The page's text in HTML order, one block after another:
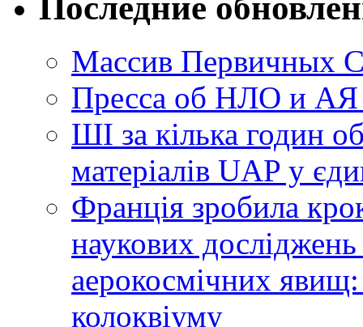
Массив Первичных
Пресса об НЛО и
ШІ за кілька годин
матеріалів UAP у
Франція зробила
наукових
аерокосмічних
колоквіуму